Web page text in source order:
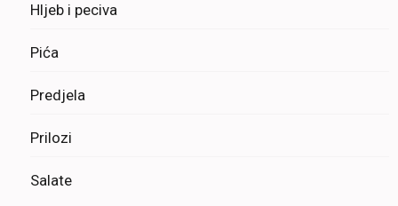
Hljeb i peciva
Pića
Predjela
Prilozi
Salate